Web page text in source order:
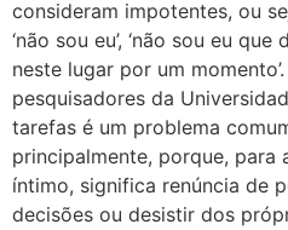
consideram impotentes, ou
‘não sou eu’, ‘não sou eu que
neste lugar por um
pesquisadores da
tarefas é um problema
principalmente, porque, para
íntimo, significa renúncia de
decisões ou desistir dos